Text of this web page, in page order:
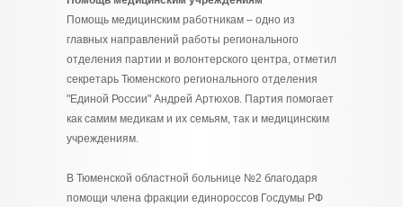
Помощь медицинским работникам – одно из
главных направлений работы регионального
отделения партии и волонтерского центра, отметил
секретарь Тюменского регионального отделения
"Единой России" Андрей Артюхов. Партия помогает
как самим медикам и их семьям, так и медицинским
учреждениям.
В Тюменской областной больнице №2 благодаря
помощи члена фракции единороссов Госдумы РФ